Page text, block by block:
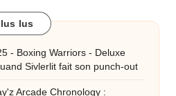
lus
- Boxing Warriors - Deluxe
Sivlerlit fait son punch-out
Arcade Chronology :